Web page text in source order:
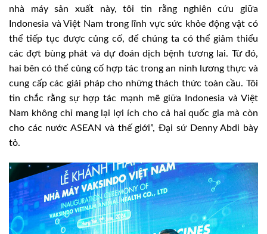
nhà máy sản xuất này, tôi tin rằng nghiên cứu giữa
Indonesia và Việt Nam trong lĩnh vực sức khỏe động vật có
thể tiếp tục được củng cố, để chúng ta có thể giảm thiểu
các đợt bùng phát và dự đoán dịch bệnh tương lai. Từ đó,
hai bên có thể củng cố hợp tác trong an ninh lương thực và
cung cấp các giải pháp cho những thách thức toàn cầu. Tôi
tin chắc rằng sự hợp tác mạnh mẽ giữa Indonesia và Việt
Nam không chỉ mang lại lợi ích cho cả hai quốc gia mà còn
cho các nước ASEAN và thế giới”, Đại sứ Denny Abdi bày
tỏ.